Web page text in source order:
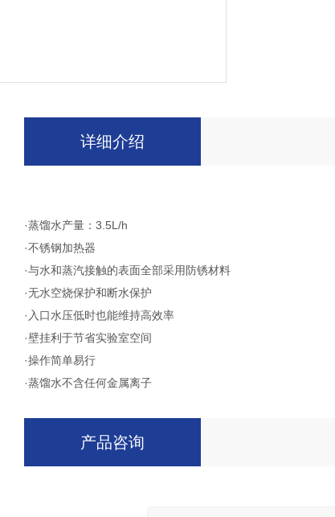
详细介绍
·蒸馏水产量：3.5L/h
·不锈钢加热器
·与水和蒸汽接触的表面全部采用防锈材料
·无水空烧保护和断水保护
·入口水压低时也能维持高效率
·壁挂利于节省实验室空间
·操作简单易行
·蒸馏水不含任何金属离子
产品咨询